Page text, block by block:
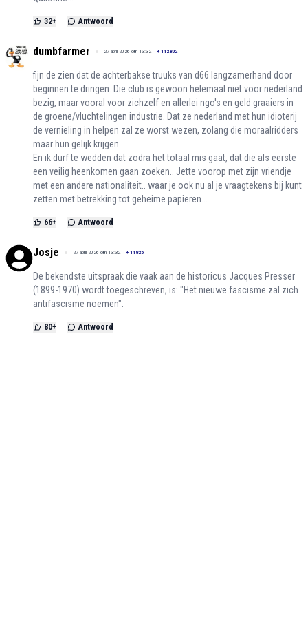
32+ Antwoord
dumbfarmer 27 april 2026 om 13:32 + 112802
fijn de zien dat de achterbakse truuks van d66 langzamerhand door
beginnen te dringen. Die club is gewoon helemaal niet voor nederland
bezig, maar vooral voor zichzelf en allerlei ngo's en geld graaiers in
de groene/vluchtelingen industrie. Dat ze nederland met hun idioterij
de vernieling in helpen zal ze worst wezen, zolang die moraalridders
maar hun gelijk krijgen.
En ik durf te wedden dat zodra het totaal mis gaat, dat die als eerste
een veilig heenkomen gaan zoeken.. Jette voorop met zijn vriendje
met een andere nationaliteit.. waar je ook nu al je vraagtekens bij kunt
zetten met betrekking tot geheime papieren...
66+ Antwoord
Josje 27 april 2026 om 13:32 + 11825
De bekendste uitspraak die vaak aan de historicus Jacques Presser
(1899-1970) wordt toegeschreven, is: "Het nieuwe fascisme zal zich
antifascisme noemen".
80+ Antwoord